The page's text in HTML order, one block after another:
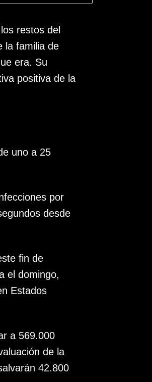
restos del
la familia de
era. Su
positiva de la
uno a 25
por
desde
fin de
el domingo,
Estados
a 569.000
de la
42.800